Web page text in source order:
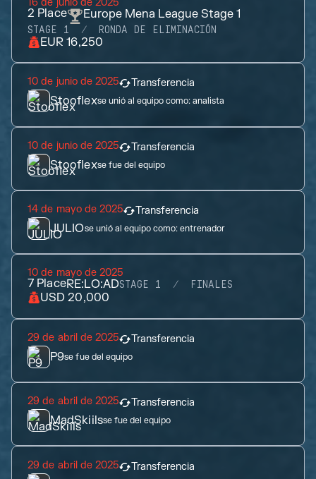
16 de junio de 2025
2 Place Europe Mena League Stage 1
STAGE 1 RONDA DE ELIMINACIÓN
EUR 16,250
10 de junio de 2025 Transferencia
Stooflexse unió al equipo como:analista
10 de junio de 2025 Transferencia
Stooflexse fue del equipo
14 de mayo de 2025 Transferencia
JULIOse unió al equipo como:entrenador
10 de mayo de 2025
7 PlaceRE:LO:ADSTAGE 1 FINALES
USD 20,000
29 de abril de 2025 Transferencia
P9se fue del equipo
29 de abril de 2025 Transferencia
MadSkiilsse fue del equipo
29 de abril de 2025 Transferencia